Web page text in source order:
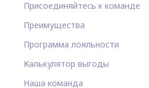
Присоединяйтесь к команде
Преимущества
Программа лояльности
Калькулятор выгоды
Наша команда